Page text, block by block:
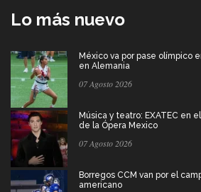
Lo más nuevo
México va por pase olímpico
en Alemania
07 Agosto 2026
Música y teatro: EXATEC en
de la Ópera Mexico
07 Agosto 2026
Borregos CCM van por el
americano